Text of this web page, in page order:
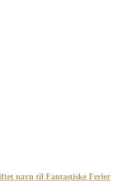
navn til Fantastiske Ferier